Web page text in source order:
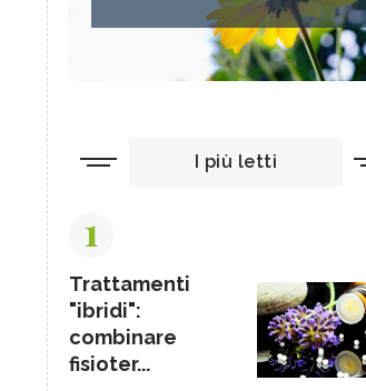
I più letti
1
Trattamenti
"ibridi":
combinare
fisioter...